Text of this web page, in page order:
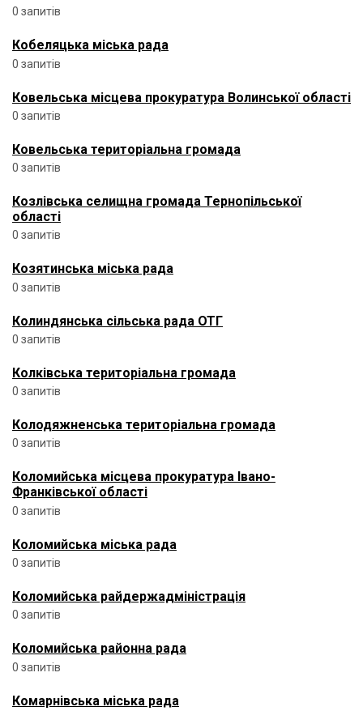
0 запитів
Кобеляцька міська рада
0 запитів
Ковельська місцева прокуратура Волинської області
0 запитів
Ковельська територіальна громада
0 запитів
Козлівська селищна громада Тернопільської
області
0 запитів
Козятинська міська рада
0 запитів
Колиндянська сільська рада ОТГ
0 запитів
Колківська територіальна громада
0 запитів
Колодяжненська територіальна громада
0 запитів
Коломийська місцева прокуратура Івано-
Франківської області
0 запитів
Коломийська міська рада
0 запитів
Коломийська райдержадміністрація
0 запитів
Коломийська районна рада
0 запитів
Комарнівська міська рада